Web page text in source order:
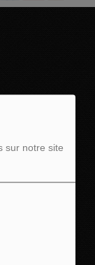
sur notre site